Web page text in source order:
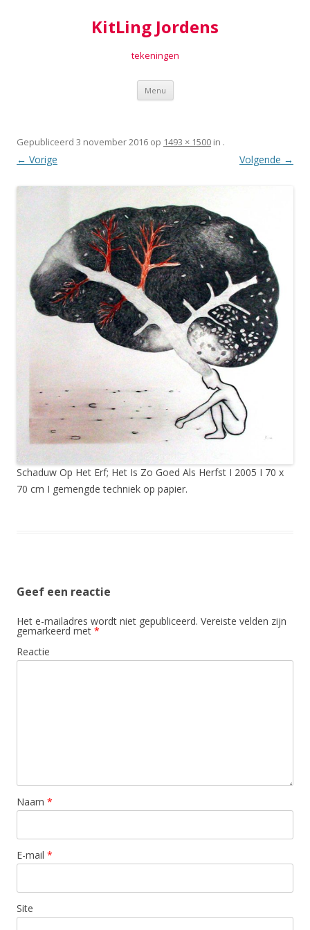
KitLing Jordens
tekeningen
Menu Spring
inhoud
Gepubliceerd 3 november 2016 op 1493 × 1500 in .
← Vorige Volgende →
Schaduw Op Het Erf; Het Is Zo Goed Als Herfst I 2005 I 70 x
70 cm I gemengde techniek op papier.
Geef een reactie
Het e-mailadres wordt niet gepubliceerd. Vereiste velden zijn
gemarkeerd met *
Reactie
Naam *
E-mail *
Site